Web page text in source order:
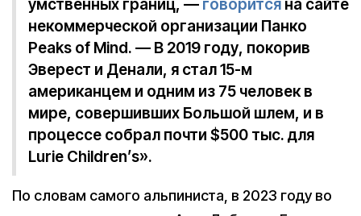
умственных границ, — говорится на сайте
некоммерческой организации Панко
Peaks of Mind. — В 2019 году, покорив
Эверест и Денали, я стал 15-м
американцем и одним из 75 человек в
мире, совершивших Большой шлем, и в
процессе собрал почти $500 тыс. для
Lurie Children’s».
По словам самого альпиниста, в 2023 году во